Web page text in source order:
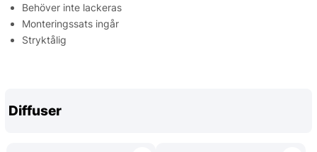
Behöver inte lackeras
Monteringssats ingår
Stryktålig
Diffuser